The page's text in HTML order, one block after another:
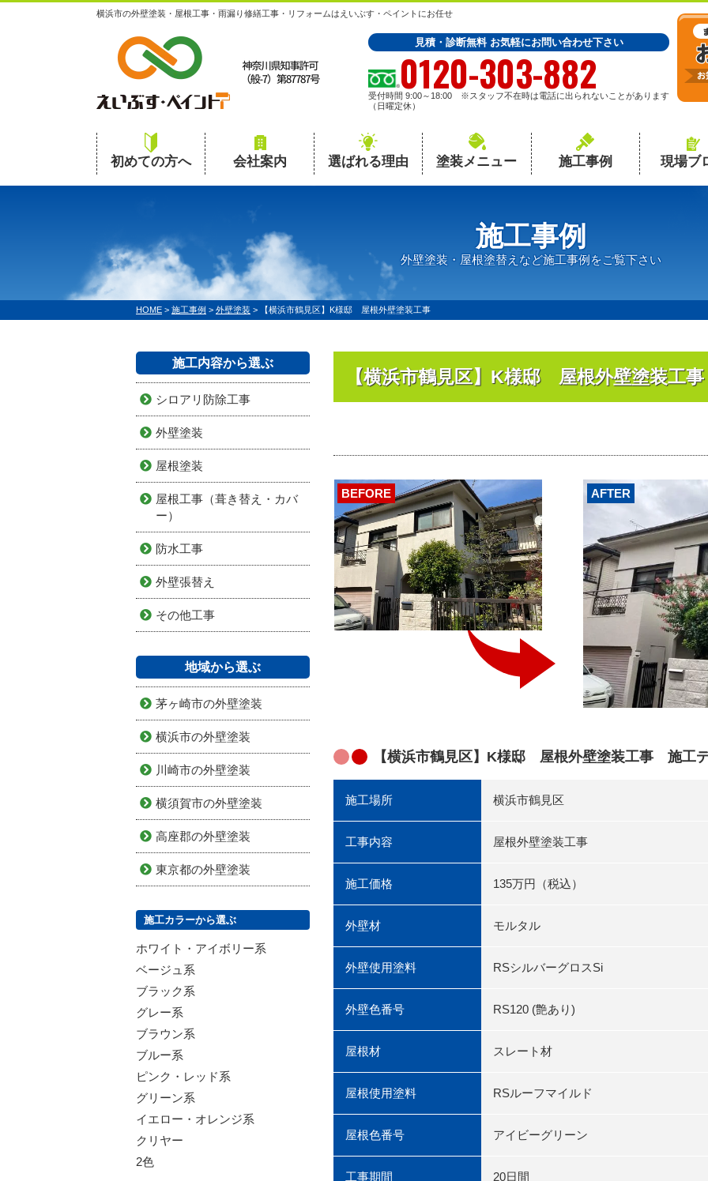
横浜市の外壁塗装・屋根工事・雨漏り修繕工事・リフォームはえいぶす・ペイントにお任せ
見積・診断無料 お気軽にお問い合わせ下さい
0120-303-882
受付時間 9:00～18:00 ※スタッフ不在時は電話に出られないことがあります
（日曜定休）
初めての方へ 会社案内 選ばれる理由 塗装メニュー 施工事例 現場ブ
施工事例
外壁塗装・屋根塗替えなど施工事例をご覧下さい
HOME > 施工事例 > 外壁塗装 > 【横浜市鶴見区】K様邸 屋根外壁塗装工事
【横浜市鶴見区】K様邸 屋根外壁塗装工事
AFTER
BEFORE
【横浜市鶴見区】K様邸 屋根外壁塗装工事 施工
施工場所 横浜市鶴見区
工事内容 屋根外壁塗装工事
施工価格 135万円（税込）
外壁材 モルタル
外壁使用塗料 RSシルバーグロスSi
外壁色番号 RS120 (艶あり)
屋根材 スレート材
屋根使用塗料 RSルーフマイルド
屋根色番号 アイビーグリーン
工事期間 20日間
施工内容から選ぶ
シロアリ防除工事
外壁塗装
屋根塗装
屋根工事（葺き替え・カバ
ー）
防水工事
外壁張替え
その他工事
地域から選ぶ
茅ヶ崎市の外壁塗装
横浜市の外壁塗装
川崎市の外壁塗装
横須賀市の外壁塗装
高座郡の外壁塗装
東京都の外壁塗装
施工カラーから選ぶ
ホワイト・アイボリー系
ベージュ系
ブラック系
グレー系
ブラウン系
ブルー系
ピンク・レッド系
グリーン系
イエロー・オレンジ系
クリヤー
2色